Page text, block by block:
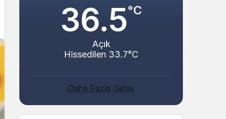
36.5°C
Açık
Hissedilen 33.7°C
Daha Fazla Detay
Abacı ve Abul Ailelerinin Mutlu Günü!